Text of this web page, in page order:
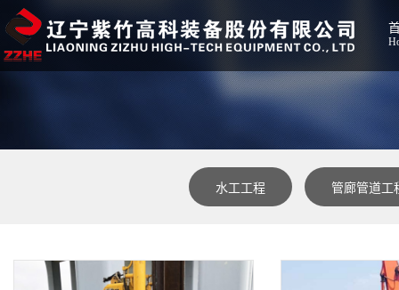
水工工程 管廊管道工